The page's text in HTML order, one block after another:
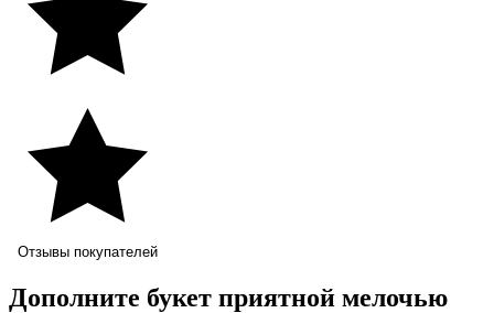
Отзывы покупателей
Дополните букет приятной мелочью